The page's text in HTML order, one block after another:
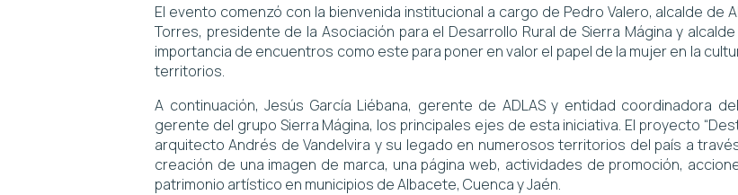
El evento comenzó con la bienvenida institucional a cargo de Pedro Valero, alcalde de
Torres, presidente de la Asociación para el Desarrollo Rural de Sierra Mágina y
importancia de encuentros como este para poner en valor el papel de la mujer en la
territorios.
A continuación, Jesús García Liébana, gerente de ADLAS y entidad coordinadora
gerente del grupo Sierra Mágina, los principales ejes de esta iniciativa. El proyecto
arquitecto Andrés de Vandelvira y su legado en numerosos territorios del país a
creación de una imagen de marca, una página web, actividades de promoción,
patrimonio artístico en municipios de Albacete, Cuenca y Jaén.